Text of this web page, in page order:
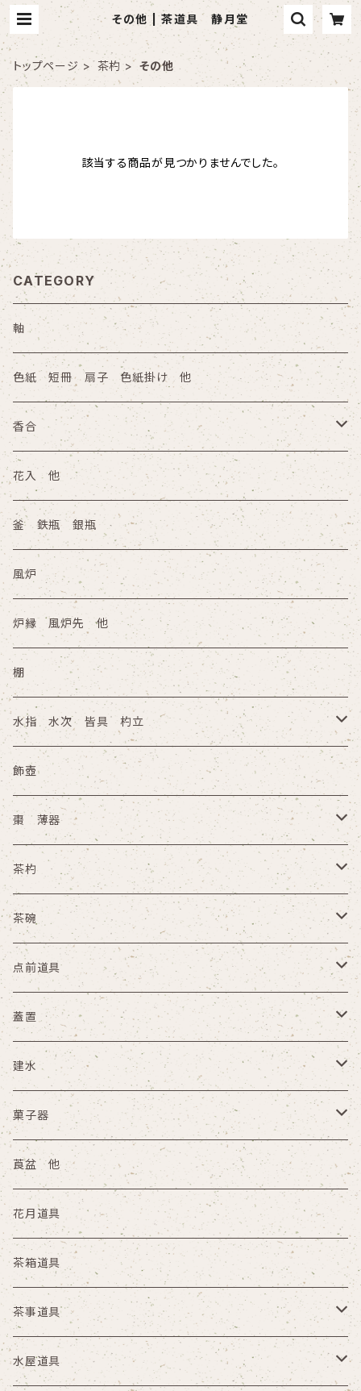
その他 | 茶道具 静月堂
トップページ 茶杓 その他
該当する商品が見つかりませんでした。
CATEGORY
軸
色紙 短冊 扇子 色紙掛け 他
香合
陶器
木箱
その他
塗物 その他
木箱
その他
花入 他
釜 鉄瓶 銀瓶
風炉
炉縁 風炉先 他
棚
水指 水次 皆具 杓立
水指
水次
皆具
杓立
飾壺
棗 薄器
木箱
その他
茶杓
木箱
その他
茶碗
木箱
その他
点前道具
盆
天目台 貴人台
茶通箱
蓋置
木箱
その他
建水
木箱
その他
菓子器
縁高
陶器
塗物 その他
莨盆 他
花月道具
茶箱道具
茶事道具
懐石具
水屋道具